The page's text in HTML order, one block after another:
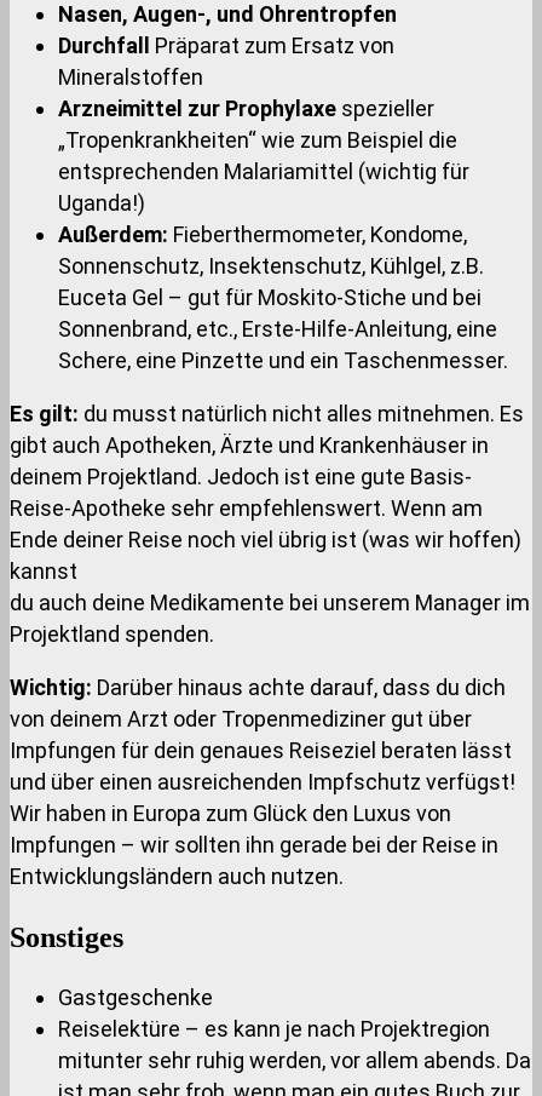
Nasen, Augen-, und Ohrentropfen
Durchfall Präparat zum Ersatz von
Mineralstoffen
Arzneimittel zur Prophylaxe spezieller
„Tropenkrankheiten“ wie zum Beispiel die
entsprechenden Malariamittel (wichtig für
Uganda!)
Außerdem: Fieberthermometer, Kondome,
Sonnenschutz, Insektenschutz, Kühlgel, z.B.
Euceta Gel – gut für Moskito-Stiche und bei
Sonnenbrand, etc., Erste-Hilfe-Anleitung, eine
Schere, eine Pinzette und ein Taschenmesser.
Es gilt: du musst natürlich nicht alles mitnehmen. Es
gibt auch Apotheken, Ärzte und Krankenhäuser in
deinem Projektland. Jedoch ist eine gute Basis-
Reise-Apotheke sehr empfehlenswert. Wenn am
Ende deiner Reise noch viel übrig ist (was wir hoffen)
kannst
du auch deine Medikamente bei unserem Manager im
Projektland spenden.
Wichtig: Darüber hinaus achte darauf, dass du dich
von deinem Arzt oder Tropenmediziner gut über
Impfungen für dein genaues Reiseziel beraten lässt
und über einen ausreichenden Impfschutz verfügst!
Wir haben in Europa zum Glück den Luxus von
Impfungen – wir sollten ihn gerade bei der Reise in
Entwicklungsländern auch nutzen.
Sonstiges
Gastgeschenke
Reiselektüre – es kann je nach Projektregion
mitunter sehr ruhig werden, vor allem abends. Da